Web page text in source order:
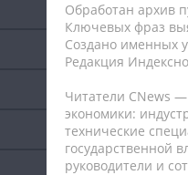
Обработан архив
Ключевых фраз
Создано именных
Редакция
Читатели CNews
экономики:
технические
государственной
руководители и